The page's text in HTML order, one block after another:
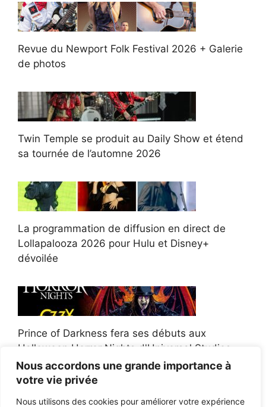
Nous accordons une grande importance à
votre vie privée
Nous utilisons des cookies pour améliorer votre expérience
Revue du Newport Folk Festival 2026 + Galerie
de photos
Twin Temple se produit au Daily Show et étend
sa tournée de l’automne 2026
La programmation de diffusion en direct de
Lollapalooza 2026 pour Hulu et Disney+
dévoilée
Prince of Darkness fera ses débuts aux
Halloween Horror Nights d'Universal Studios